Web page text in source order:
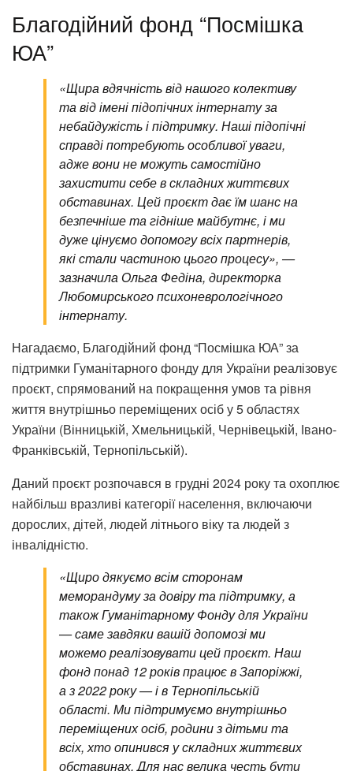
Благодійний фонд “Посмішка
ЮА”
«Щира вдячність від нашого колективу
та від імені підопічних інтернату за
небайдужість і підтримку. Наші підопічні
справді потребують особливої уваги,
адже вони не можуть самостійно
захистити себе в складних життєвих
обставинах. Цей проєкт дає їм шанс на
безпечніше та гідніше майбутнє, і ми
дуже цінуємо допомогу всіх партнерів,
які стали частиною цього процесу», —
зазначила Ольга Федіна, директорка
Любомирського психоневрологічного
інтернату.
Нагадаємо, Благодійний фонд “Посмішка ЮА” за
підтримки Гуманітарного фонду для України реалізовує
проєкт, спрямований на покращення умов та рівня
життя внутрішньо переміщених осіб у 5 областях
України (Вінницькій, Хмельницькій, Чернівецькій, Івано-
Франківській, Тернопільській).
Даний проєкт розпочався в грудні 2024 року та охоплює
найбільш вразливі категорії населення, включаючи
дорослих, дітей, людей літнього віку та людей з
інвалідністю.
«Щиро дякуємо всім сторонам
меморандуму за довіру та підтримку, а
також Гуманітарному Фонду для України
— саме завдяки вашій допомозі ми
можемо реалізовувати цей проєкт. Наш
фонд понад 12 років працює в Запоріжжі,
а з 2022 року — і в Тернопільській
області. Ми підтримуємо внутрішньо
переміщених осіб, родини з дітьми та
всіх, хто опинився у складних життєвих
обставинах. Для нас велика честь бути